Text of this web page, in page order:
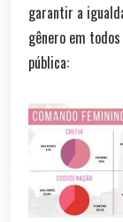
garantir a
gênero em
pública: